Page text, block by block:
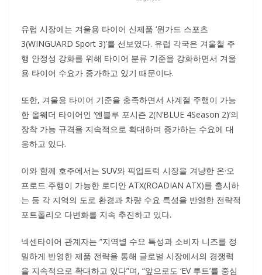
유럽 시장에는 겨울용 타이어 신제품 ‘윈가드 스포츠
3(WINGUARD Sport 3)’를 선보였다. 유럽 각국은 겨울철 주
행 안정성 강화를 위해 타이어 분류 기준을 강화하면서 겨울
용 타이어 수요가 증가하고 있기 때문이다.
또한, 겨울용 타이어 기준을 충족하면서 사계절 주행이 가능
한 올웨더 타이어인 ‘엔블루 포시즌 2(N’BLUE 4Season 2)’의
장착 가능 규격을 지속적으로 확대하며 증가하는 수요에 대
응하고 있다.
이와 함께 호주에서는 SUV와 픽업트럭 시장을 겨냥한 온·오
프로드 주행이 가능한 로디안 ATX(ROADIAN ATX)를 출시하
는 등 각 지역의 도로 환경과 차량 수요 특성을 반영한 전략적
포트폴리오 다변화를 지속 추진하고 있다.
넥센타이어 관계자는 “지역별 수요 특성과 소비자 니즈를 정
밀하게 반영한 제품 전략을 통해 글로벌 시장에서의 경쟁력
을 지속적으로 확대하고 있다”며, “앞으로도 ‘EV 루트’를 중심